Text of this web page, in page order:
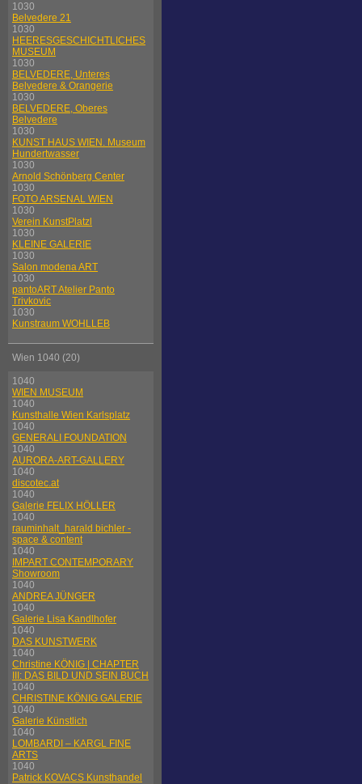
1030
Belvedere 21
1030
HEERESGESCHICHTLICHES
MUSEUM
1030
BELVEDERE, Unteres
Belvedere & Orangerie
1030
BELVEDERE, Oberes
Belvedere
1030
KUNST HAUS WIEN. Museum
Hundertwasser
1030
Arnold Schönberg Center
1030
FOTO ARSENAL WIEN
1030
Verein KunstPlatzl
1030
KLEINE GALERIE
1030
Salon modena ART
1030
pantoART Atelier Panto
Trivkovic
1030
Kunstraum WOHLLEB
Wien 1040 (20)
1040
WIEN MUSEUM
1040
Kunsthalle Wien Karlsplatz
1040
GENERALI FOUNDATION
1040
AURORA-ART-GALLERY
1040
discotec.at
1040
Galerie FELIX HÖLLER
1040
rauminhalt_harald bichler -
space & content
1040
IMPART CONTEMPORARY
Showroom
1040
ANDREA JÜNGER
1040
Galerie Lisa Kandlhofer
1040
DAS KUNSTWERK
1040
Christine KÖNIG | CHAPTER
III: DAS BILD UND SEIN BUCH
1040
CHRISTINE KÖNIG GALERIE
1040
Galerie Künstlich
1040
LOMBARDI – KARGL FINE
ARTS
1040
Patrick KOVACS Kunsthandel